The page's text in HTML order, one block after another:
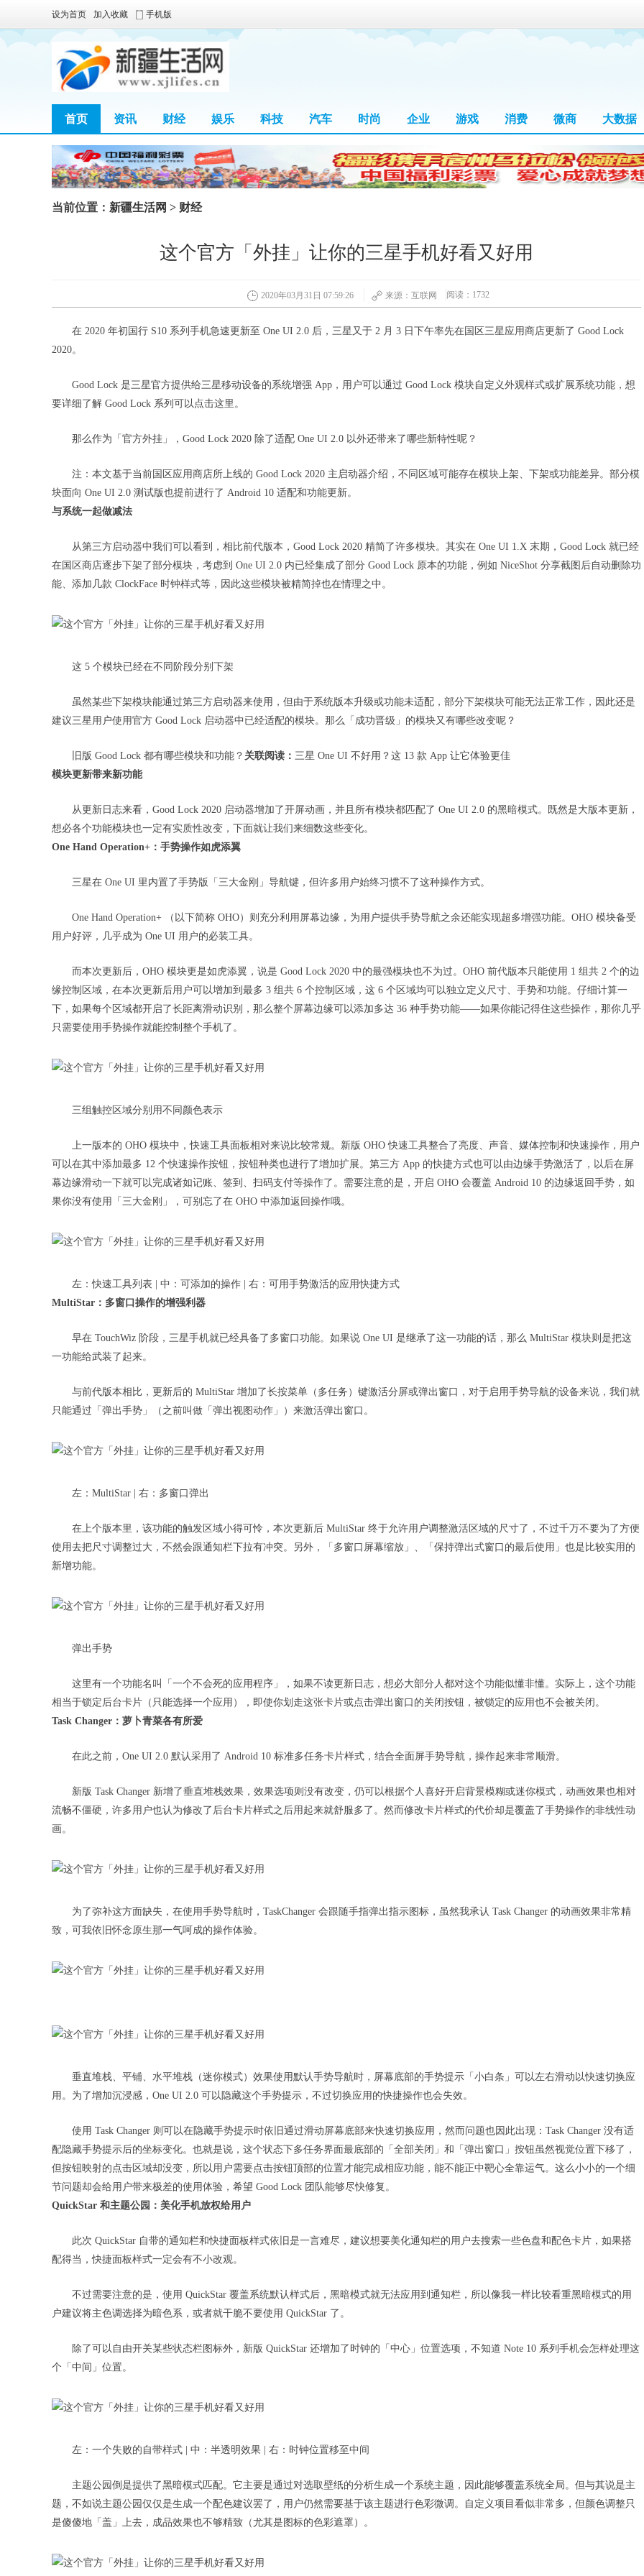
设为首页 加入收藏 手机版
首页 资讯 财经 娱乐 科技 汽车 时尚 企业 游戏 消费 微商 大数据
区块链
当前位置： 新疆生活网 > 财经
这个官方「外挂」让你的三星手机好看又好用
2020年03月31日 07:59:26 来源：互联网 阅读：1732
在 2020 年初国行 S10 系列手机急速更新至 One UI 2.0 后，三星又于 2 月 3 日下午率先在国区三星应用商店更新了 Good Lock
2020。
Good Lock 是三星官方提供给三星移动设备的系统增强 App，用户可以通过 Good Lock 模块自定义外观样式或扩展系统功能，想
要详细了解 Good Lock 系列可以点击这里。
那么作为「官方外挂」，Good Lock 2020 除了适配 One UI 2.0 以外还带来了哪些新特性呢？
注：本文基于当前国区应用商店所上线的 Good Lock 2020 主启动器介绍，不同区域可能存在模块上架、下架或功能差异。部分模
块面向 One UI 2.0 测试版也提前进行了 Android 10 适配和功能更新。
与系统一起做减法
从第三方启动器中我们可以看到，相比前代版本，Good Lock 2020 精简了许多模块。其实在 One UI 1.X 末期，Good Lock 就已经
在国区商店逐步下架了部分模块，考虑到 One UI 2.0 内已经集成了部分 Good Lock 原本的功能，例如 NiceShot 分享截图后自动删除功
能、添加几款 ClockFace 时钟样式等，因此这些模块被精简掉也在情理之中。
这 5 个模块已经在不同阶段分别下架
虽然某些下架模块能通过第三方启动器来使用，但由于系统版本升级或功能未适配，部分下架模块可能无法正常工作，因此还是
建议三星用户使用官方 Good Lock 启动器中已经适配的模块。那么「成功晋级」的模块又有哪些改变呢？
旧版 Good Lock 都有哪些模块和功能？ 关联阅读： 三星 One UI 不好用？这 13 款 App 让它体验更佳
模块更新带来新功能
从更新日志来看，Good Lock 2020 启动器增加了开屏动画，并且所有模块都匹配了 One UI 2.0 的黑暗模式。既然是大版本更新，
想必各个功能模块也一定有实质性改变，下面就让我们来细数这些变化。
One Hand Operation+：手势操作如虎添翼
三星在 One UI 里内置了手势版「三大金刚」导航键，但许多用户始终习惯不了这种操作方式。
One Hand Operation+ （以下简称 OHO）则充分利用屏幕边缘，为用户提供手势导航之余还能实现超多增强功能。OHO 模块备受
用户好评，几乎成为 One UI 用户的必装工具。
而本次更新后，OHO 模块更是如虎添翼，说是 Good Lock 2020 中的最强模块也不为过。OHO 前代版本只能使用 1 组共 2 个的边
缘控制区域，在本次更新后用户可以增加到最多 3 组共 6 个控制区域，这 6 个区域均可以独立定义尺寸、手势和功能。仔细计算一
下，如果每个区域都开启了长距离滑动识别，那么整个屏幕边缘可以添加多达 36 种手势功能——如果你能记得住这些操作，那你几乎
只需要使用手势操作就能控制整个手机了。
三组触控区域分别用不同颜色表示
上一版本的 OHO 模块中，快速工具面板相对来说比较常规。新版 OHO 快速工具整合了亮度、声音、媒体控制和快速操作，用户
可以在其中添加最多 12 个快速操作按钮，按钮种类也进行了增加扩展。第三方 App 的快捷方式也可以由边缘手势激活了，以后在屏
幕边缘滑动一下就可以完成诸如记账、签到、扫码支付等操作了。需要注意的是，开启 OHO 会覆盖 Android 10 的边缘返回手势，如
果你没有使用「三大金刚」，可别忘了在 OHO 中添加返回操作哦。
左：快速工具列表 | 中：可添加的操作 | 右：可用手势激活的应用快捷方式
MultiStar：多窗口操作的增强利器
早在 TouchWiz 阶段，三星手机就已经具备了多窗口功能。如果说 One UI 是继承了这一功能的话，那么 MultiStar 模块则是把这
一功能给武装了起来。
与前代版本相比，更新后的 MultiStar 增加了长按菜单（多任务）键激活分屏或弹出窗口，对于启用手势导航的设备来说，我们就
只能通过「弹出手势」（之前叫做「弹出视图动作」）来激活弹出窗口。
左：MultiStar | 右：多窗口弹出
在上个版本里，该功能的触发区域小得可怜，本次更新后 MultiStar 终于允许用户调整激活区域的尺寸了，不过千万不要为了方便
使用去把尺寸调整过大，不然会跟通知栏下拉有冲突。另外，「多窗口屏幕缩放」、「保持弹出式窗口的最后使用」也是比较实用的
新增功能。
弹出手势
这里有一个功能名叫「一个不会死的应用程序」，如果不读更新日志，想必大部分人都对这个功能似懂非懂。实际上，这个功能
相当于锁定后台卡片（只能选择一个应用），即使你划走这张卡片或点击弹出窗口的关闭按钮，被锁定的应用也不会被关闭。
Task Changer：萝卜青菜各有所爱
在此之前，One UI 2.0 默认采用了 Android 10 标准多任务卡片样式，结合全面屏手势导航，操作起来非常顺滑。
新版 Task Changer 新增了垂直堆栈效果，效果选项则没有改变，仍可以根据个人喜好开启背景模糊或迷你模式，动画效果也相对
流畅不僵硬，许多用户也认为修改了后台卡片样式之后用起来就舒服多了。然而修改卡片样式的代价却是覆盖了手势操作的非线性动
画。
为了弥补这方面缺失，在使用手势导航时，TaskChanger 会跟随手指弹出指示图标，虽然我承认 Task Changer 的动画效果非常精
致，可我依旧怀念原生那一气呵成的操作体验。
垂直堆栈、平铺、水平堆栈（迷你模式）效果使用默认手势导航时，屏幕底部的手势提示「小白条」可以左右滑动以快速切换应
用。为了增加沉浸感，One UI 2.0 可以隐藏这个手势提示，不过切换应用的快捷操作也会失效。
使用 Task Changer 则可以在隐藏手势提示时依旧通过滑动屏幕底部来快速切换应用，然而问题也因此出现：Task Changer 没有适
配隐藏手势提示后的坐标变化。也就是说，这个状态下多任务界面最底部的「全部关闭」和「弹出窗口」按钮虽然视觉位置下移了，
但按钮映射的点击区域却没变，所以用户需要点击按钮顶部的位置才能完成相应功能，能不能正中靶心全靠运气。这么小小的一个细
节问题却会给用户带来极差的使用体验，希望 Good Lock 团队能够尽快修复。
QuickStar 和主题公园：美化手机放权给用户
此次 QuickStar 自带的通知栏和快捷面板样式依旧是一言难尽，建议想要美化通知栏的用户去搜索一些色盘和配色卡片，如果搭
配得当，快捷面板样式一定会有不小改观。
不过需要注意的是，使用 QuickStar 覆盖系统默认样式后，黑暗模式就无法应用到通知栏，所以像我一样比较看重黑暗模式的用
户建议将主色调选择为暗色系，或者就干脆不要使用 QuickStar 了。
除了可以自由开关某些状态栏图标外，新版 QuickStar 还增加了时钟的「中心」位置选项，不知道 Note 10 系列手机会怎样处理这
个「中间」位置。
左：一个失败的自带样式 | 中：半透明效果 | 右：时钟位置移至中间
主题公园倒是提供了黑暗模式匹配。它主要是通过对选取壁纸的分析生成一个系统主题，因此能够覆盖系统全局。但与其说是主
题，不如说主题公园仅仅是生成一个配色建议罢了，用户仍然需要基于该主题进行色彩微调。自定义项目看似非常多，但颜色调整只
是傻傻地「盖」上去，成品效果也不够精致（尤其是图标的色彩遮罩）。